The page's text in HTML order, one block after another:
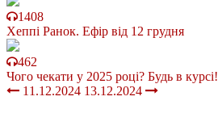
1408
Хеппі Ранок. Ефір від 12 грудня
462
Чого чекати у 2025 році? Будь в курсі!
11.12.2024 13.12.2024